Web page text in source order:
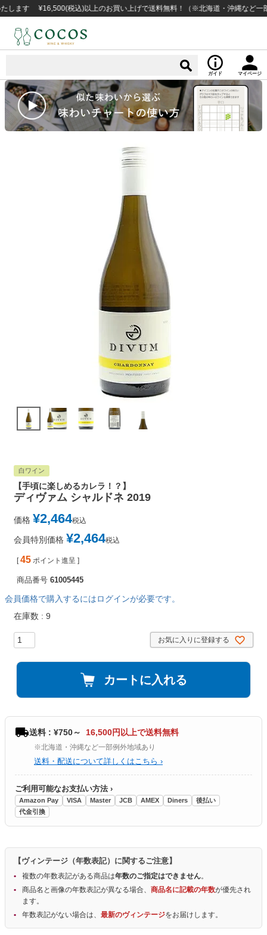
¥16,500(税込)以上のお買い上げで送料無料！（※北海道・沖縄など一部例外
ガイド マイページ
白ワイン
【手頃に楽しめるカレラ！？】
ディヴァム シャルドネ 2019
価格 ¥2,464税込
会員特別価格 ¥2,464税込
[ 45 ポイント進呈 ]
商品番号 61005445
会員価格で購入するにはログインが必要です。
在庫数
9
お気に入りに登録する
カートに入れる
送料 : ¥750～ 16,500円以上で送料無料
※北海道・沖縄など一部例外地域あり
送料・配送について詳しくはこちら ›
ご利用可能なお支払い方法 ›
Amazon Pay VISA Master JCB AMEX Diners
後払い
代金引換
【ヴィンテージ（年数表記）に関するご注意】
複数の年数表記がある商品は年数のご指定はできません。
商品名と画像の年数表記が異なる場合、 商品名に記載の年数が優先され
ます。
年数表記がない場合は、 最新のヴィンテージをお届けします。